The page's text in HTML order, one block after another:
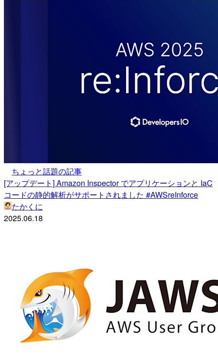
ちょっと話題の記事
[アップデート] Amazon Inspector でアプリケーションと IaC
コードの静的解析がサポートされました #AWSreInforce
たかくに
2025.06.18